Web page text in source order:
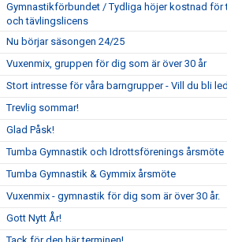
Gymnastikförbundet / Tydliga höjer kostnad för
och tävlingslicens
Nu börjar säsongen 24/25
Vuxenmix, gruppen för dig som är över 30 år
Stort intresse för våra barngrupper - Vill du bli
Trevlig sommar!
Glad Påsk!
Tumba Gymnastik och Idrottsförenings årsmöte
Tumba Gymnastik & Gymmix årsmöte
Vuxenmix - gymnastik för dig som är över 30 år.
Gott Nytt År!